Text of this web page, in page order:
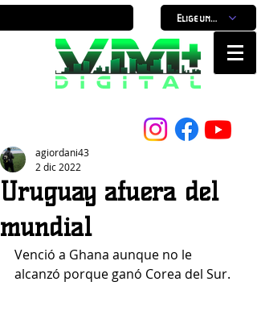
Elige un horario
Uruguay afuera del
mundial
agiordani43
2 dic 2022
Venció a Ghana aunque no le
alcanzó porque ganó Corea del Sur.